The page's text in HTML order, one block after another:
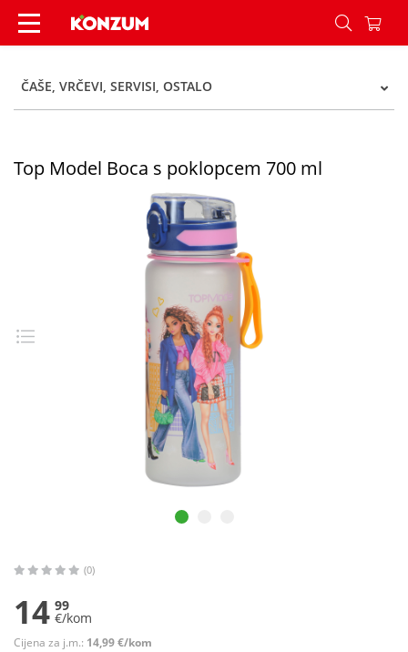
Top Model Boca s poklopcem 700 ml - Konzum
ČAŠE, VRČEVI, SERVISI, OSTALO
Top Model Boca s poklopcem 700 ml
(0)
14 99
€/kom
Cijena za j.m.: 14,99 €/kom